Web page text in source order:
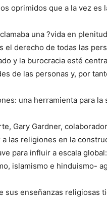
oprimidos que a la vez es
una ?vida en
el derecho de todas las
y la burocracia esté
de las personas y, por
una herramienta para la
Gary Gardner,
a las religiones en la
para influir a escala
islamismo e hinduismo-
sus enseñanzas religiosas